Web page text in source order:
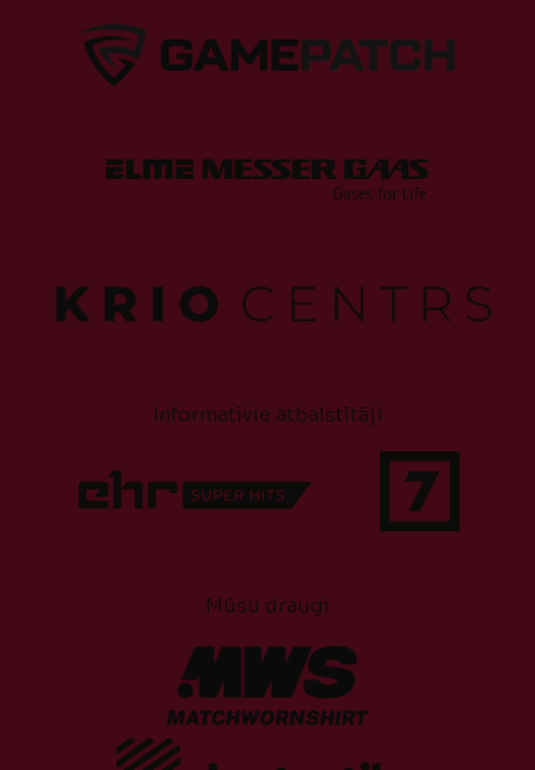
Informatīvie atbalstītāji
Mūsu draugi